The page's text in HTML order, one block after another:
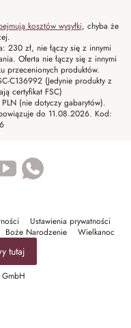
kosztów wysyłki, chyba że
230 zł, nie łączy się z innymi
Oferta nie łączy się z innymi
przecenionych produktów.
C136992 (Jedynie produkty z
certyfikat FSC)
(nie dotyczy gabarytów).
do 11.08.2026. Kod:
Ustawienia prywatności
Boże Narodzenie Wielkanoc
tutaj